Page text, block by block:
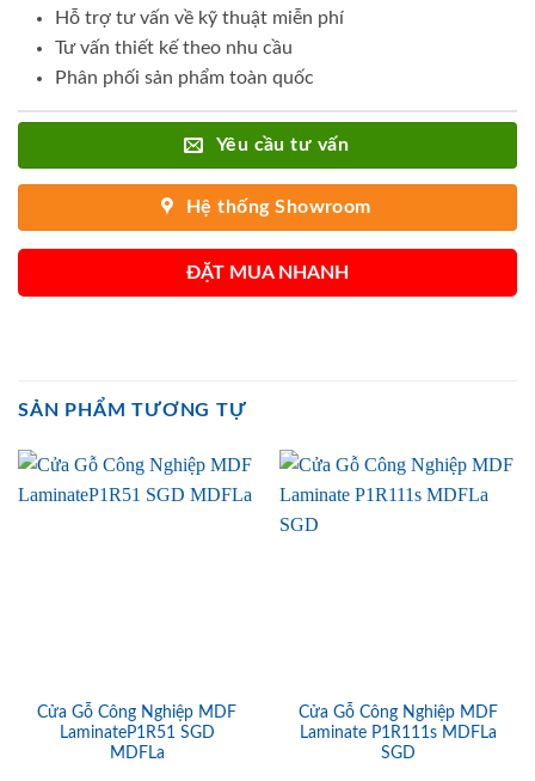
Hỗ trợ tư vấn về kỹ thuật miễn phí
Tư vấn thiết kế theo nhu cầu
Phân phối sản phẩm toàn quốc
Yêu cầu tư vấn
Hệ thống Showroom
ĐẶT MUA NHANH
SẢN PHẨM TƯƠNG TỰ
Cửa Gỗ Công Nghiệp MDF
LaminateP1R51 SGD
MDFLa
Cửa Gỗ Công Nghiệp MDF
Laminate P1R111s MDFLa
SGD